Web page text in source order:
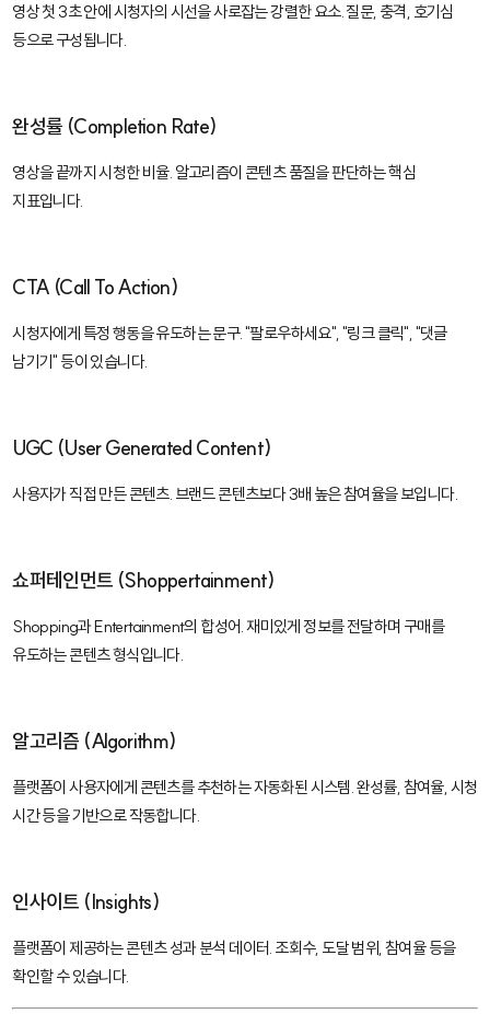
영상 첫 3초 안에 시청자의 시선을 사로잡는 강렬한 요소. 질문, 충격, 호기심
등으로 구성됩니다.
완성률 (Completion Rate)
영상을 끝까지 시청한 비율. 알고리즘이 콘텐츠 품질을 판단하는 핵심
지표입니다.
CTA (Call To Action)
시청자에게 특정 행동을 유도하는 문구. "팔로우하세요", "링크 클릭", "댓글
남기기" 등이 있습니다.
UGC (User Generated Content)
사용자가 직접 만든 콘텐츠. 브랜드 콘텐츠보다 3배 높은 참여율을 보입니다.
쇼퍼테인먼트 (Shoppertainment)
Shopping과 Entertainment의 합성어. 재미있게 정보를 전달하며 구매를
유도하는 콘텐츠 형식입니다.
알고리즘 (Algorithm)
플랫폼이 사용자에게 콘텐츠를 추천하는 자동화된 시스템. 완성률, 참여율, 시청
시간 등을 기반으로 작동합니다.
인사이트 (Insights)
플랫폼이 제공하는 콘텐츠 성과 분석 데이터. 조회수, 도달 범위, 참여율 등을
확인할 수 있습니다.